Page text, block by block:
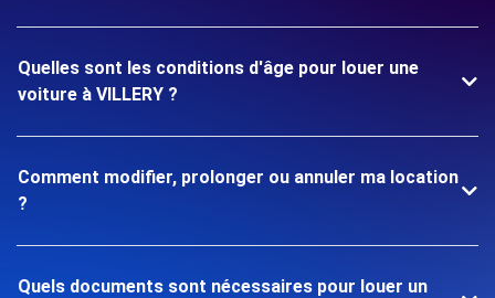
Quelles sont les conditions d'âge pour louer une
voiture à VILLERY ?
Comment modifier, prolonger ou annuler ma location
?
Quels documents sont nécessaires pour louer un